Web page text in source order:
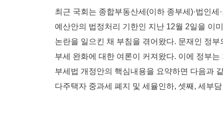
최근 국회는 종합부동산세(이하 종부세)·법인
예산안의 법정처리 기한인 지난 12월 2일을 이
논란을 일으킨 채 부침을 겪어왔다. 문재인 정
부세 완화에 대한 여론이 커져왔다. 이에 정부
부세법 개정안의 핵심내용을 요약하면 다음과
다주택자 중과세 폐지 및 세율인하, 셋째, 세부